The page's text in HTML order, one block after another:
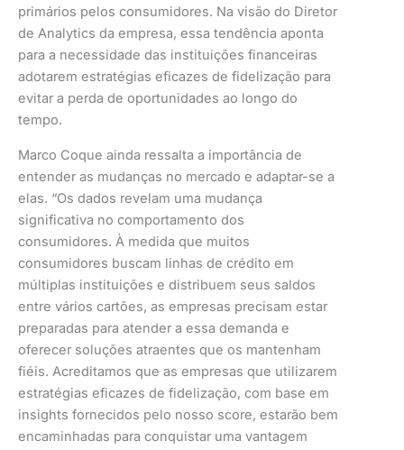
primários pelos consumidores. Na visão do Diretor
de Analytics da empresa, essa tendência aponta
para a necessidade das instituições financeiras
adotarem estratégias eficazes de fidelização para
evitar a perda de oportunidades ao longo do
tempo.
Marco Coque ainda ressalta a importância de
entender as mudanças no mercado e adaptar-se a
elas. “Os dados revelam uma mudança
significativa no comportamento dos
consumidores. À medida que muitos
consumidores buscam linhas de crédito em
múltiplas instituições e distribuem seus saldos
entre vários cartões, as empresas precisam estar
preparadas para atender a essa demanda e
oferecer soluções atraentes que os mantenham
fiéis. Acreditamos que as empresas que utilizarem
estratégias eficazes de fidelização, com base em
insights fornecidos pelo nosso score, estarão bem
encaminhadas para conquistar uma vantagem